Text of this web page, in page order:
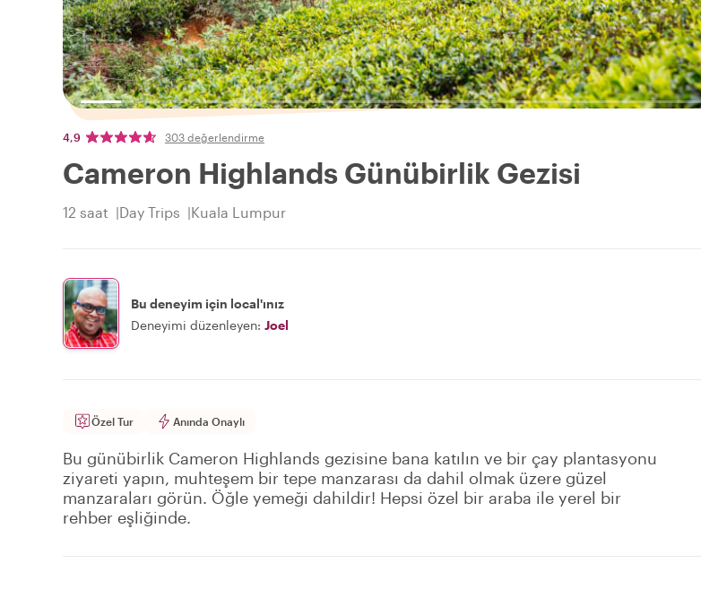
4,9 303 değerlendirme
Cameron Highlands Günübirlik Gezisi
12 saat Day Trips Kuala Lumpur
Bu deneyim için local'ınız
Deneyimi düzenleyen: Joel
Özel Tur Anında Onaylı
Bu günübirlik Cameron Highlands gezisine bana katılın ve bir çay plantasyonu
ziyareti yapın, muhteşem bir tepe manzarası da dahil olmak üzere güzel
manzaraları görün. Öğle yemeği dahildir! Hepsi özel bir araba ile yerel bir
rehber eşliğinde.